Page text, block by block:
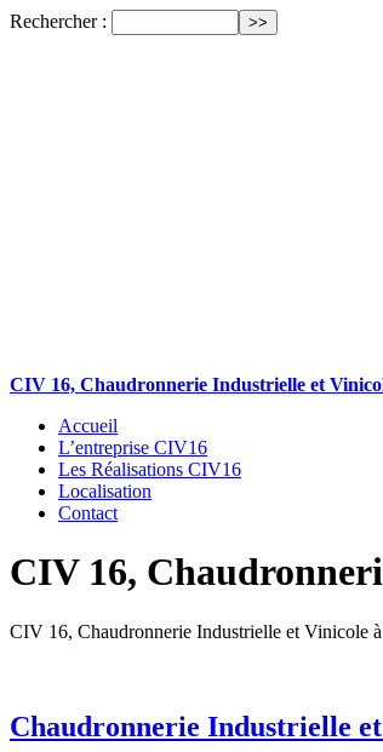
Rechercher :
CIV 16, Chaudronnerie Industrielle et
Accueil
L’entreprise CIV16
Les Réalisations CIV16
Localisation
Contact
CIV 16,
CIV 16, Chaudronnerie Industrielle et Vinicole
Chaudronnerie Industrielle